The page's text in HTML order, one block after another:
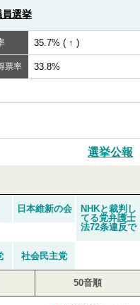
選挙
35.7% ( ↑ )
票率 33.8%
選挙公報
日本維新の会
NHKと裁判し
てる党弁護士
法72条違反で
社会民主党
50音順